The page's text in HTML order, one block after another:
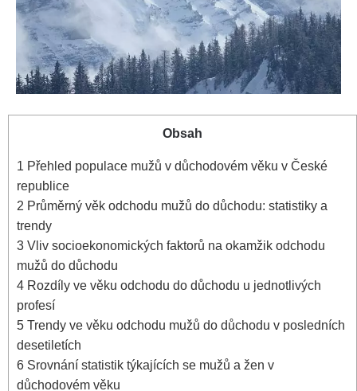
Obsah
1 Přehled populace mužů v důchodovém věku v České
republice
2 Průměrný věk odchodu mužů do důchodu: statistiky a
trendy
3 Vliv socioekonomických faktorů na okamžik odchodu
mužů do důchodu
4 Rozdíly ve věku odchodu do důchodu u jednotlivých
profesí
5 Trendy ve věku odchodu mužů do důchodu v posledních
desetiletích
6 Srovnání statistik týkajících se mužů a žen v
důchodovém věku